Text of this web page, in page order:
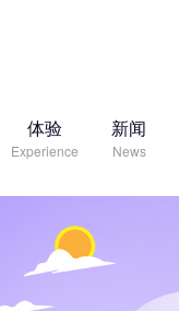
体验
Experience
新闻
News